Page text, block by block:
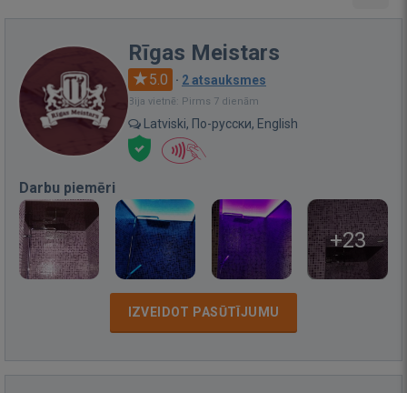
Rīgas Meistars
5.0 · 2 atsauksmes
Bija vietnē: Pirms 7 dienām
Latviski, По-русски, English
Darbu piemēri
+23
IZVEIDOT PASŪTĪJUMU